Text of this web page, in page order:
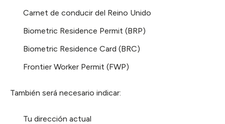
Carnet de conducir del Reino Unido
Biometric Residence Permit (BRP)
Biometric Residence Card (BRC)
Frontier Worker Permit (FWP)
También será necesario indicar:
Tu dirección actual